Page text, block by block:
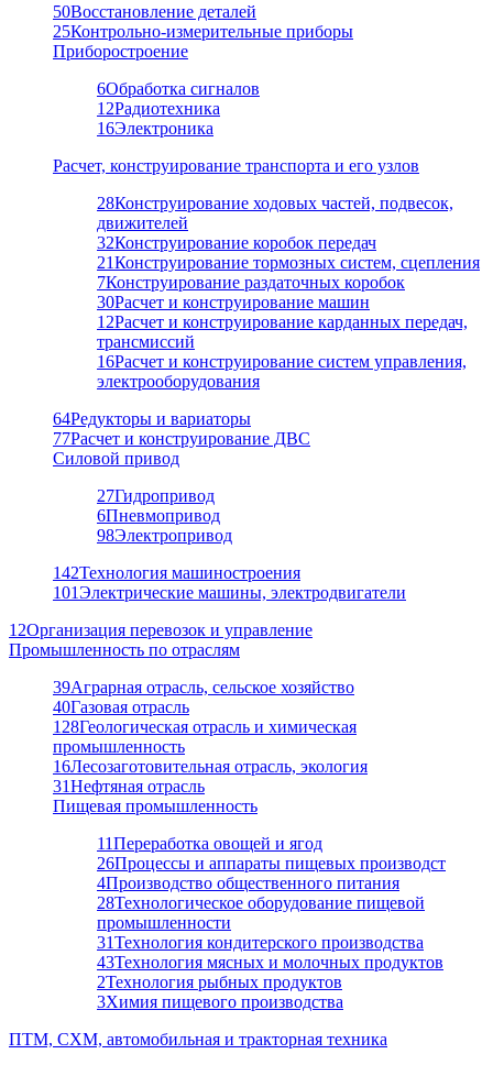
50Восстановление деталей
25Контрольно-измерительные приборы
Приборостроение
6Обработка сигналов
12Радиотехника
16Электроника
Расчет, конструирование транспорта и его узлов
28Конструирование ходовых частей, подвесок,
движителей
32Конструирование коробок передач
21Конструирование тормозных систем, сцепления
7Конструирование раздаточных коробок
30Расчет и конструирование машин
12Расчет и конструирование карданных передач,
трансмиссий
16Расчет и конструирование систем управления,
электрооборудования
64Редукторы и вариаторы
77Расчет и конструирование ДВС
Силовой привод
27Гидропривод
6Пневмопривод
98Электропривод
142Технология машиностроения
101Электрические машины, электродвигатели
12Организация перевозок и управление
Промышленность по отраслям
39Аграрная отрасль, сельское хозяйство
40Газовая отрасль
128Геологическая отрасль и химическая
промышленность
16Лесозаготовительная отрасль, экология
31Нефтяная отрасль
Пищевая промышленность
11Переработка овощей и ягод
26Процессы и аппараты пищевых производст
4Производство общественного питания
28Технологическое оборудование пищевой
промышленности
31Технология кондитерского производства
43Технология мясных и молочных продуктов
2Технология рыбных продуктов
3Химия пищевого производства
ПТМ, СХМ, автомобильная и тракторная техника